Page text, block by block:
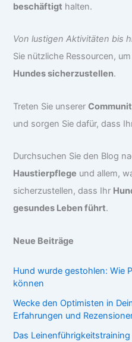
beschäftigt halten.
Von lustigen Aktivitäten bis
Sie nützliche Ressourcen,
Hundes sicherzustellen.
Treten Sie unserer
und sorgen Sie dafür, dass
Durchsuchen Sie den Blog
Haustierpflege und allem,
sicherzustellen, dass Ihr
gesundes Leben führt.
Neue Beiträge
Hund wurde gestohlen: Wie
können
Wecke den Optimisten in
Erfahrungen und
Das